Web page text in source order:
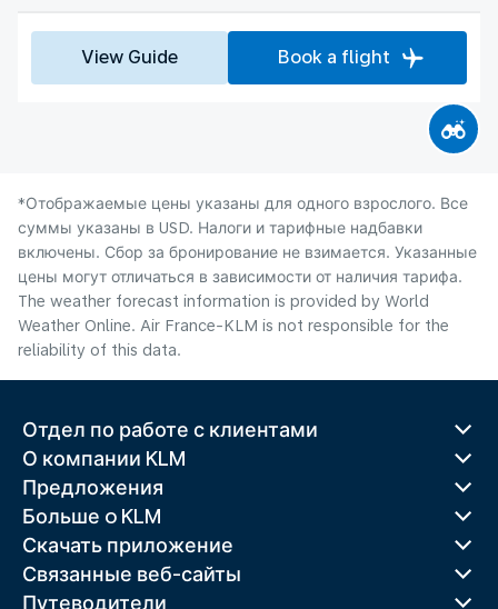
View Guide Book a flight
*Отображаемые цены указаны для одного взрослого. Все
суммы указаны в USD. Налоги и тарифные надбавки
включены. Сбор за бронирование не взимается. Указанные
цены могут отличаться в зависимости от наличия тарифа.
The weather forecast information is provided by World
Weather Online. Air France-KLM is not responsible for the
reliability of this data.
Отдел по работе с клиентами
О компании KLM
Предложения
Больше o KLM
Скачать приложение
Связанные веб-сайты
Путеводители